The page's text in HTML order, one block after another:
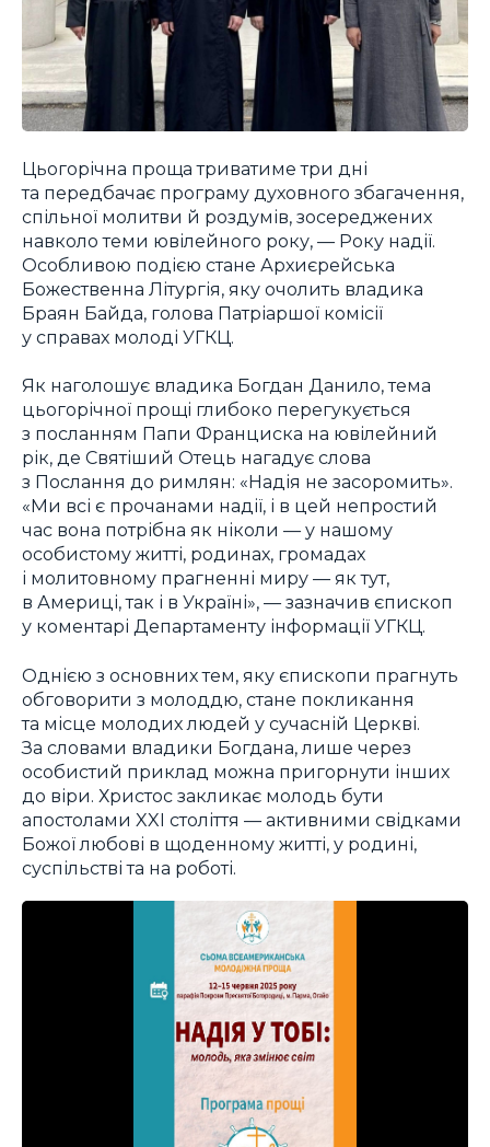
Цьогорічна проща триватиме три дні
та передбачає програму духовного збагачення,
спільної молитви й роздумів, зосереджених
навколо теми ювілейного року, — Року надії.
Особливою подією стане Архиєрейська
Божественна Літургія, яку очолить владика
Браян Байда, голова Патріаршої комісії
у справах молоді УГКЦ.
Як наголошує владика Богдан Данило, тема
цьогорічної прощі глибоко перегукується
з посланням Папи Франциска на ювілейний
рік, де Святіший Отець нагадує слова
з Послання до римлян: «Надія не засоромить».
«Ми всі є прочанами надії, і в цей непростий
час вона потрібна як ніколи — у нашому
особистому житті, родинах, громадах
і молитовному прагненні миру — як тут,
в Америці, так і в Україні», — зазначив єпископ
у коментарі Департаменту інформації УГКЦ.
Однією з основних тем, яку єпископи прагнуть
обговорити з молоддю, стане покликання
та місце молодих людей у сучасній Церкві.
За словами владики Богдана, лише через
особистий приклад можна пригорнути інших
до віри. Христос закликає молодь бути
апостолами XXI століття — активними свідками
Божої любові в щоденному житті, у родині,
суспільстві та на роботі.